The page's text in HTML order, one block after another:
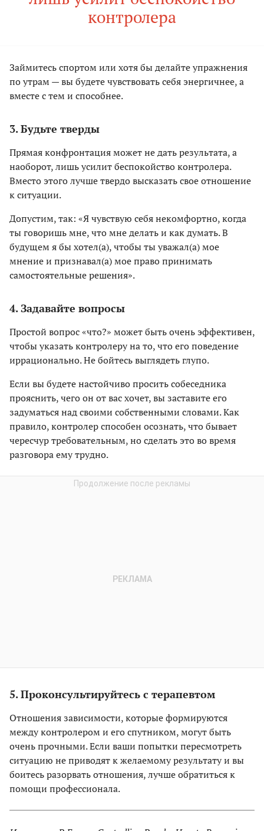
контролера
Займитесь спортом или хотя бы делайте упражнения
по утрам — вы будете чувствовать себя энергичнее, а
вместе с тем и способнее.
3. Будьте тверды
Прямая конфронтация может не дать результата, а
наоборот, лишь усилит беспокойство контролера.
Вместо этого лучше твердо высказать свое отношение
к ситуации.
Допустим, так: «Я чувствую себя некомфортно, когда
ты говоришь мне, что мне делать и как думать. В
будущем я бы хотел(а), чтобы ты уважал(а) мое
мнение и признавал(а) мое право принимать
самостоятельные решения».
4. Задавайте вопросы
Простой вопрос «что?» может быть очень эффективен,
чтобы указать контролеру на то, что его поведение
иррационально. Не бойтесь выглядеть глупо.
Если вы будете настойчиво просить собеседника
прояснить, чего он от вас хочет, вы заставите его
задуматься над своими собственными словами. Как
правило, контролер способен осознать, что бывает
чересчур требовательным, но сделать это во время
разговора ему трудно.
5. Проконсультируйтесь с терапевтом
Отношения зависимости, которые формируются
между контролером и его спутником, могут быть
очень прочными. Если ваши попытки пересмотреть
ситуацию не приводят к желаемому результату и вы
боитесь разорвать отношения, лучше обратиться к
помощи профессионала.